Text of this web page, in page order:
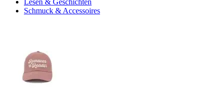
Lesen & Geschichten
Schmuck & Accessoires